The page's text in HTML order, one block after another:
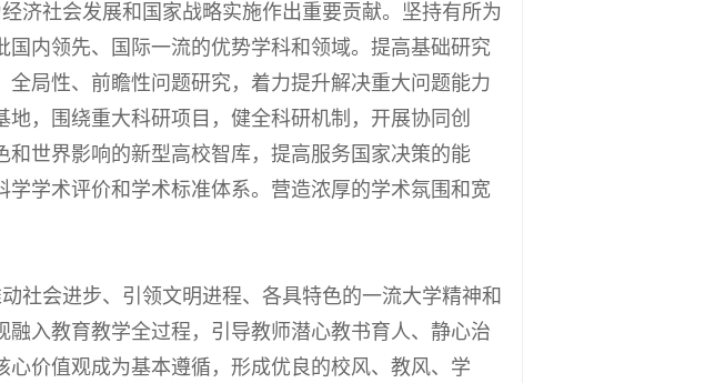
社会发展和国家战略实施作出重要贡献。坚持有所为
内领先、国际一流的优势学科和领域。提高基础研究
局性、前瞻性问题研究，着力提升解决重大问题能力
，围绕重大科研项目，健全科研机制，开展协同创
世界影响的新型高校智库，提高服务国家决策的能
学术评价和学术标准体系。营造浓厚的学术氛围和宽
会进步、引领文明进程、各具特色的一流大学精神和
入教育教学全过程，引导教师潜心教书育人、静心治
价值观成为基本遵循，形成优良的校风、教风、学